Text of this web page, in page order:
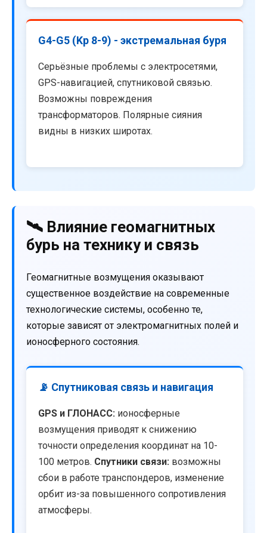
G4-G5 (Kp 8-9) - экстремальная буря
Серьёзные проблемы с электросетями,
GPS-навигацией, спутниковой связью.
Возможны повреждения
трансформаторов. Полярные сияния
видны в низких широтах.
🛰️ Влияние геомагнитных
бурь на технику и связь
Геомагнитные возмущения оказывают
существенное воздействие на современные
технологические системы, особенно те,
которые зависят от электромагнитных полей и
ионосферного состояния.
📡 Спутниковая связь и навигация
GPS и ГЛОНАСС: ионосферные
возмущения приводят к снижению
точности определения координат на 10-
100 метров. Спутники связи: возможны
сбои в работе транспондеров, изменение
орбит из-за повышенного сопротивления
атмосферы.